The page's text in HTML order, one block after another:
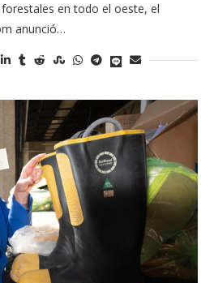
en todo el oeste, el
anunció…